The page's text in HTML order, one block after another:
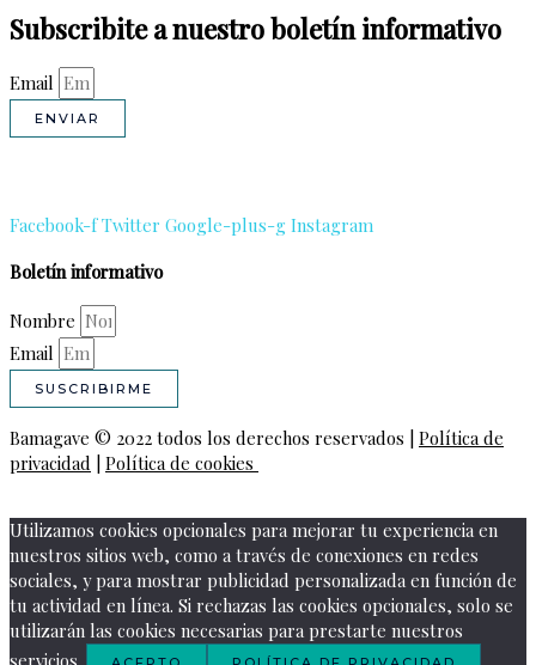
Subscribite a nuestro boletín informativo
Email
ENVIAR
Facebook-f Twitter Google-plus-g Instagram
Boletín informativo
Nombre
Email
SUSCRIBIRME
Bamagave © 2022 todos los derechos reservados | Política de
privacidad | Política de cookies
Utilizamos cookies opcionales para mejorar tu experiencia en
nuestros sitios web, como a través de conexiones en redes
sociales, y para mostrar publicidad personalizada en función de
tu actividad en línea. Si rechazas las cookies opcionales, solo se
utilizarán las cookies necesarias para prestarte nuestros